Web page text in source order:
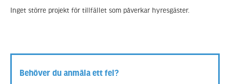
Inget större projekt för tillfället som påverkar hyresgäster.
Behöver du anmäla ett fel?